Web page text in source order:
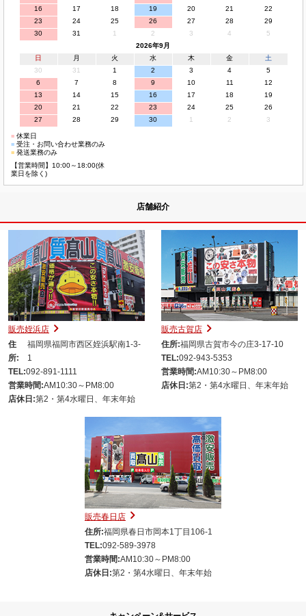
16
17 18 19 20 21
22
23
24 25 26 27 28
29
30
31 1 2 3 4
5
2026年9月
日
月 火 水 木 金
土
30
31 1 2 3 4
5
6
7 8 9 10 11
12
13
14 15 16 17 18
19
20
21 22 23 24 25
26
27
28 29 30 1 2 3
■休業日
■受注・お問い合わせ業務のみ
■発送業務のみ
【営業時間】10:00～18:00(休
業日を除く)
店舗紹介
販売姪浜店
住
所:
福岡県福岡市西区姪浜駅南1-3-
1
TEL:092-891-1111
営業時間:AM10:30～PM8:00
店休日:第2・第4水曜日、年末年始
販売古賀店
住所:福岡県古賀市今の庄3-17-10
TEL:092-943-5353
営業時間:AM10:30～PM8:00
店休日:第2・第4水曜日、年末年始
販売春日店
住所:福岡県春日市岡本1丁目106-1
TEL:092-589-3978
営業時間:AM10:30～PM8:00
店休日:第2・第4水曜日、年末年始